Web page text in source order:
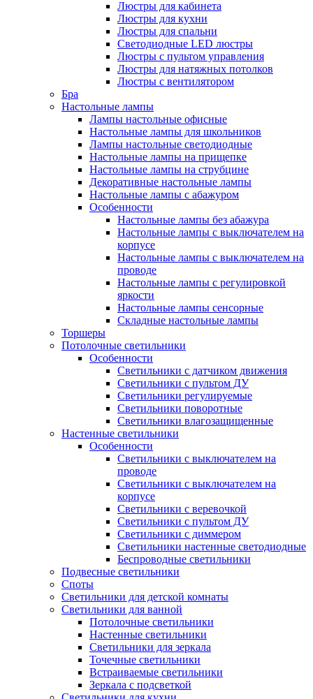
Люстры для кабинета
Люстры для кухни
Люстры для спальни
Светодиодные LED люстры
Люстры с пультом управления
Люстры для натяжных потолков
Люстры с вентилятором
Бра
Настольные лампы
Лампы настольные офисные
Настольные лампы для школьников
Лампы настольные светодиодные
Настольные лампы на прищепке
Настольные лампы на струбцине
Декоративные настольные лампы
Настольные лампы с абажуром
Особенности
Настольные лампы без абажура
Настольные лампы с выключателем на
корпусе
Настольные лампы с выключателем на
проводе
Настольные лампы с регулировкой
яркости
Настольные лампы сенсорные
Складные настольные лампы
Торшеры
Потолочные светильники
Особенности
Светильники с датчиком движения
Светильники с пультом ДУ
Светильники регулируемые
Светильники поворотные
Светильники влагозащищенные
Настенные светильники
Особенности
Светильники с выключателем на
проводе
Светильники с выключателем на
корпусе
Светильники с веревочкой
Светильники с пультом ДУ
Светильники с диммером
Светильники настенные светодиодные
Беспроводные светильники
Подвесные светильники
Споты
Светильники для детской комнаты
Светильники для ванной
Потолочные светильники
Настенные светильники
Светильники для зеркала
Точечные светильники
Встраиваемые светильники
Зеркала с подсветкой